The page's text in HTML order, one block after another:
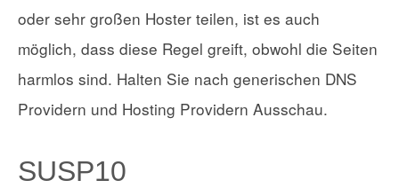
oder sehr großen Hoster teilen, ist es auch
möglich, dass diese Regel greift, obwohl die Seiten
harmlos sind. Halten Sie nach generischen DNS
Providern und Hosting Providern Ausschau.
SUSP10